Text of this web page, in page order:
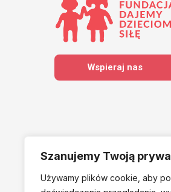
Szanujemy Twoją
Używamy plików cookie, aby
Wspieraj nas
Należymy do